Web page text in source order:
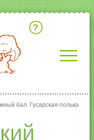
бал. Гусарская полька